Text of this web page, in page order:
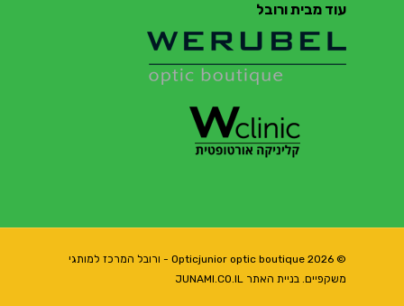
עוד מבית ורובל
© 2026 Opticjunior optic boutique - ורובל המרכז למותגי
משקפיים. בניית האתר JUNAMI.CO.IL